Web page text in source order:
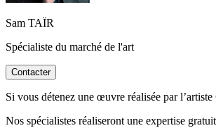
Sam TAÏR
Spécialiste du marché de l'art
Contacter
Si vous détenez une œuvre réalisée par
Nos spécialistes réaliseront une expertise